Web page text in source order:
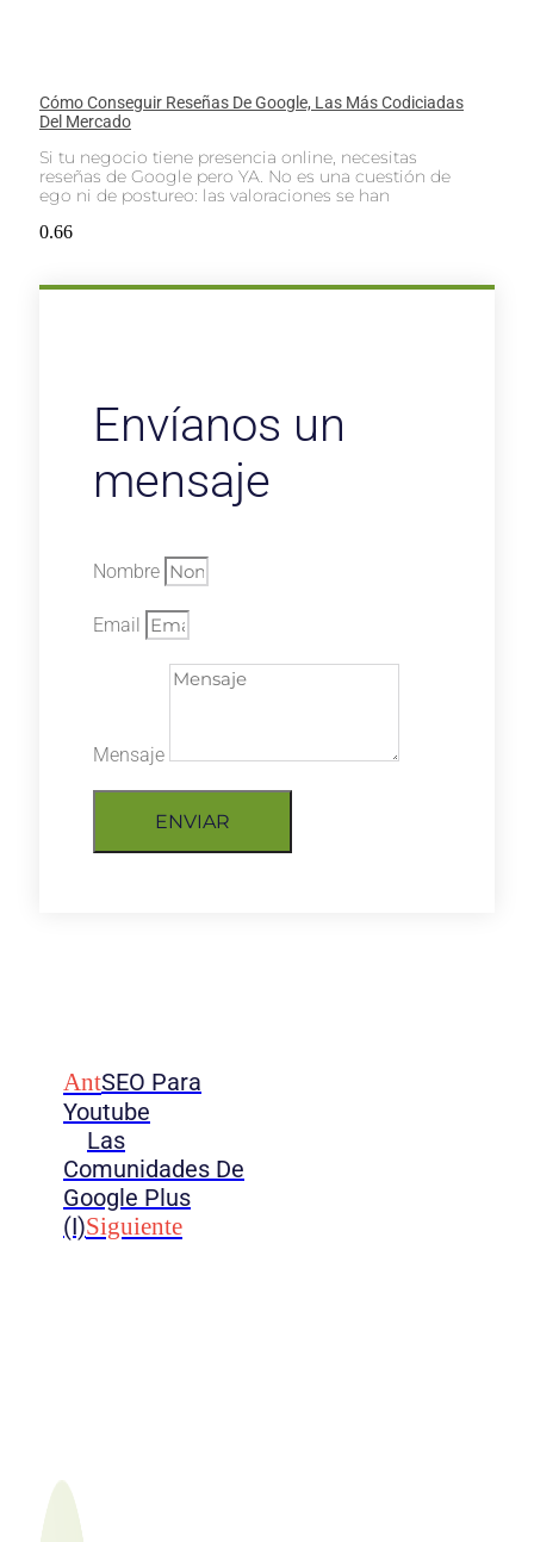
Cómo Conseguir Reseñas De Google, Las Más Codiciadas
Del Mercado
Si tu negocio tiene presencia online, necesitas
reseñas de Google pero YA. No es una cuestión de
ego ni de postureo: las valoraciones se han
Envíanos un
mensaje
Nombre
Email
Mensaje
ENVIAR
AntSEO Para
Youtube
Las
Comunidades De
Google Plus
(I)Siguiente